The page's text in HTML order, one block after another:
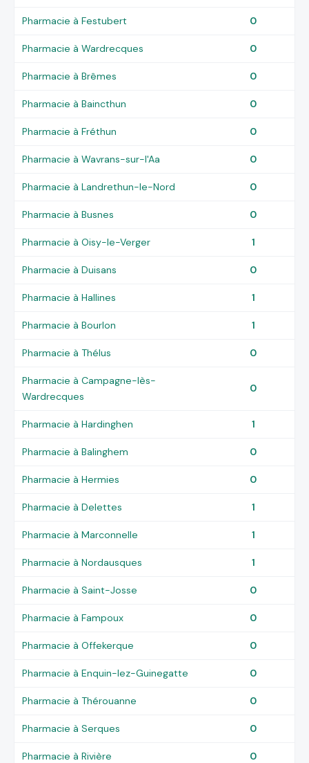
Pharmacie à Festubert 0
Pharmacie à Wardrecques 0
Pharmacie à Brêmes 0
Pharmacie à Baincthun 0
Pharmacie à Fréthun 0
Pharmacie à Wavrans-sur-l'Aa 0
Pharmacie à Landrethun-le-Nord 0
Pharmacie à Busnes 0
Pharmacie à Oisy-le-Verger 1
Pharmacie à Duisans 0
Pharmacie à Hallines 1
Pharmacie à Bourlon 1
Pharmacie à Thélus 0
Pharmacie à Campagne-lès-
Wardrecques
0
Pharmacie à Hardinghen 1
Pharmacie à Balinghem 0
Pharmacie à Hermies 0
Pharmacie à Delettes 1
Pharmacie à Marconnelle 1
Pharmacie à Nordausques 1
Pharmacie à Saint-Josse 0
Pharmacie à Fampoux 0
Pharmacie à Offekerque 0
Pharmacie à Enquin-lez-Guinegatte 0
Pharmacie à Thérouanne 0
Pharmacie à Serques 0
Pharmacie à Rivière 0